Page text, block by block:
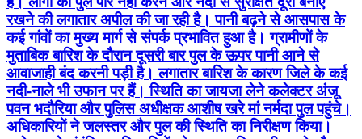
रखने की लगातार अपील की जा रही है। पानी बढ़ने से आसपास के
कई गांवों का मुख्य मार्ग से संपर्क प्रभावित हुआ है। ग्रामीणों के
मुताबिक बारिश के दौरान दूसरी बार पुल के ऊपर पानी आने से
आवाजाही बंद करनी पड़ी है। लगातार बारिश के कारण जिले के कई
नदी-नाले भी उफान पर हैं। स्थिति का जायजा लेने कलेक्टर अंजू
पवन भदौरिया और पुलिस अधीक्षक आशीष खरे मां नर्मदा पुल पहुंचे।
अधिकारियों ने जलस्तर और पुल की स्थिति का निरीक्षण किया।